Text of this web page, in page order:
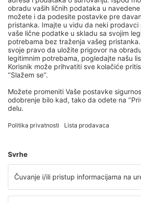
Pokušajte još jednom kad izaberete druge
Copyright © eSky.rs. Sva prava zadržana.